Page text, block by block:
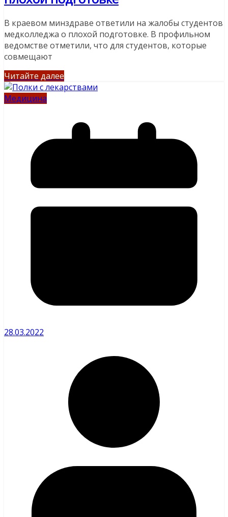
В краевом минздраве ответили на жалобы студентов
медколледжа о плохой подготовке. В профильном
ведомстве отметили, что для студентов, которые
совмещают
Читайте далее
Медицина
28.03.2022